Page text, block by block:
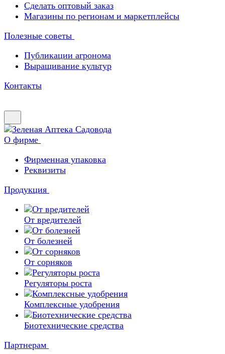
Сделать оптовый заказ
Магазины по регионам и маркетплейсы
Полезные советы
Публикации агронома
Выращивание культур
Контакты
О фирме
Фирменная упаковка
Реквизиты
Продукция
От вредителей
От болезней
От сорняков
Регуляторы роста
Комплексные удобрения
Биотехнические средства
Партнерам